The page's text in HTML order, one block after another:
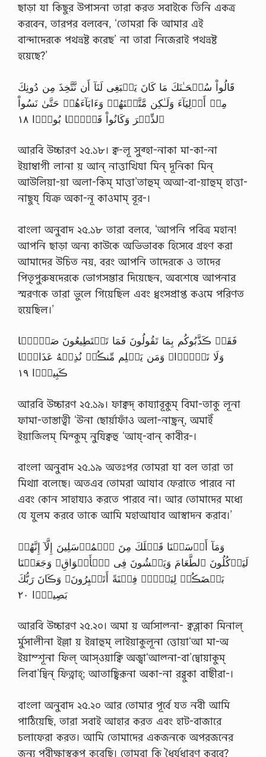
ছাড়া যা কিছুর উপাসনা তারা করত সবাইকে তিনি একত্র
করবেন, তারপর বলবেন, ‘তোমরা কি আমার এই
বান্দাদেরকে পথভ্রষ্ট করেছ’ না তারা নিজেরাই পথভ্রষ্ট
হয়েছে?’
قَالُواْ سُبۡحَـٰنَكَ مَا كَانَ يَنۢبَغِى لَنَآ أَن نَّتَّخِذَ مِن دُونِكَ
مِنۡ أَوۡلِيَآءَ وَلَـٰكِن مَّتَّعۡتَهُمۡ وَءَابَآءَهُمۡ حَتَّىٰ نَسُواْ
ٱلذِّڪۡرَ وَكَانُواْ قَوۡمَۢا بُورً۬ا ١٨
আরবি উচ্চারণ ২৫.১৮। ক্ব-লূ সুব্হা-নাকা মা-কা-না
ইয়াম্বাগী লানা য় আন্ নাত্তাখিযা মিন্ দূনিকা মিন্
আউলিয়া-য়া অলা-কিম্ মাত্তা’তাহুম্ অআ-বা-য়াহুম্ হাত্তা-
নাছুয্ যিক্র অকা-নূ কাওমাম্ বূর-।
বাংলা অনুবাদ ২৫.১৮ তারা বলবে, ‘আপনি পবিত্র মহান!
আপনি ছাড়া অন্য কাউকে অভিভাবক হিসেবে গ্রহণ করা
আমাদের উচিত নয়, বরং আপনি তাদেরকে ও তাদের
পিতৃপুরুষদেরকে ভোগসম্ভার দিয়েছেন, অবশেষে আপনার
স্মরণকে তারা ভুলে গিয়েছিল এবং ধ্বংসপ্রাপ্ত কওমে পরিণত
হয়েছিল।’
فَقَدۡ ڪَذَّبُوكُم بِمَا تَقُولُونَ فَمَا تَسۡتَطِيعُونَ صَرۡفً۬ا
وَلَا نَصۡرً۬ا‌ۚ وَمَن يَظۡلِم مِّنڪُمۡ نُذِقۡهُ عَذَابً۬ا
ڪَبِيرً۬ا ١٩
আরবি উচ্চারণ ২৫.১৯। ফাক্বদ্ কায্যাবূকুম্ বিমা-তাকু লূনা
ফামা-তাস্তাত্বী ‘ঊনা ছোর্য়াফাঁও অলা-নাছ্রন্, অমাইঁ
ইয়াজ্লিম্ মিন্কুম্ নুযিক্বহু ‘আয্-বান্ কাবীর-।
বাংলা অনুবাদ ২৫.১৯ অতঃপর তোমরা যা বল তারা তা
মিথ্যা বলেছে। অতএব তোমরা আযাব ফেরাতে পারবে না
এবং কোন সাহায্যও করতে পারবে না। আর তোমাদের মধ্যে
যে যুলম করবে তাকে আমি মহাআযাব আস্বাদন করাব।’
وَمَآ أَرۡسَلۡنَا قَبۡلَكَ مِنَ ٱلۡمُرۡسَلِينَ إِلَّآ إِنَّهُمۡ
لَيَأۡكُلُونَ ٱلطَّعَامَ وَيَمۡشُونَ فِى ٱلۡأَسۡوَاقِ‌ۗ وَجَعَلۡنَا
بَعۡضَڪُمۡ لِبَعۡضٍ۬ فِتۡنَةً أَتَصۡبِرُونَ‌ۗ وَڪَانَ رَبُّكَ
بَصِيرً۬ا ٢٠
আরবি উচ্চারণ ২৫.২০। অমা য় র্আসাল্না- ক্বব্লাকা মিনাল্
র্মুসালীনা ইল্লা য় ইন্নাহুম্ লাইয়াকুলূনা ত্তোয়া‘আ মা-অ
ইয়াম্শূনা ফিল্ আস্ওয়াক্বি অজ্বা‘আল্না-বা’দ্বোয়াকুম্
লিবা’দ্বিন্ ফিত্নাহ্; আতাছ্বিরূনা অকা-না রব্বুকা বাছীরা-।
বাংলা অনুবাদ ২৫.২০ আর তোমার পূর্বে যত নবী আমি
পাঠিয়েছি, তারা সবাই আহার করত এবং হাট-বাজারে
চলাফেরা করত। আমি তোমাদের একজনকে অপরজনের
জন্য পরীক্ষাস্বরূপ করেছি। তোমরা কি ধৈর্যধারণ করবে?